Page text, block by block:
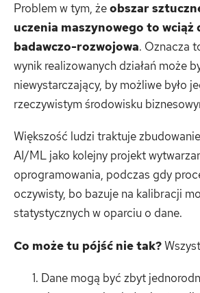
Problem w tym, żeobszar
uczenia maszynowego to wciąż
badawczo-rozwojowa. Oznacza
wynik realizowanych działań może
niewystarczający, by możliwe było
rzeczywistym środowisku
Większość ludzi traktuje
AI/ML jako kolejny projekt
oprogramowania, podczas gdy
oczywisty, bo bazuje na kalibracji
statystycznych w oparciu o dane.
Co może tu pójść nie tak?
Dane mogą być zbyt